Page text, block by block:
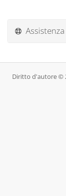
Assistenza
Diritto d'autore ©